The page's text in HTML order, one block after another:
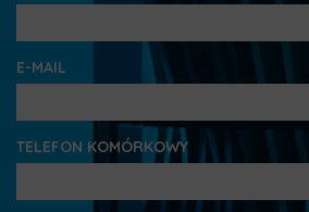
E-MAIL
TELEFON KOMÓRKOWY